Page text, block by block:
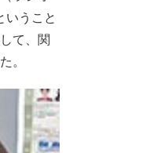
いうこと
て、関
。